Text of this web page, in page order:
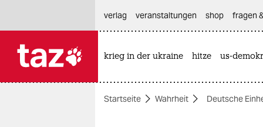
themen
verlag
veranstaltungen shop fragen
krieg in der ukraine hitze us-
Startseite Wahrheit Deutsche